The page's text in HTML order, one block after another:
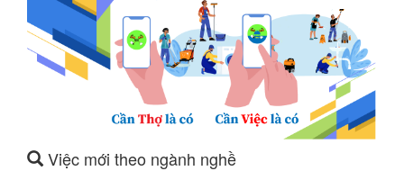
Việc mới theo ngành nghề